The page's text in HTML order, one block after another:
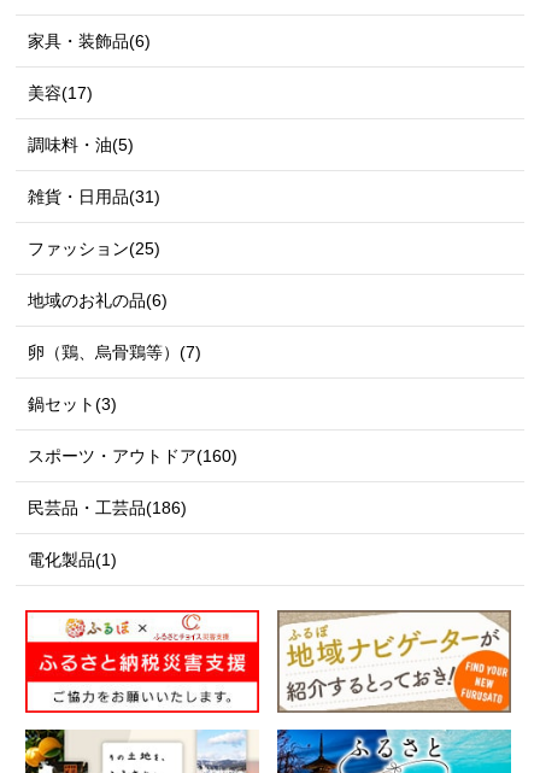
家具・装飾品(6)
美容(17)
調味料・油(5)
雑貨・日用品(31)
ファッション(25)
地域のお礼の品(6)
卵（鶏、烏骨鶏等）(7)
鍋セット(3)
スポーツ・アウトドア(160)
民芸品・工芸品(186)
電化製品(1)